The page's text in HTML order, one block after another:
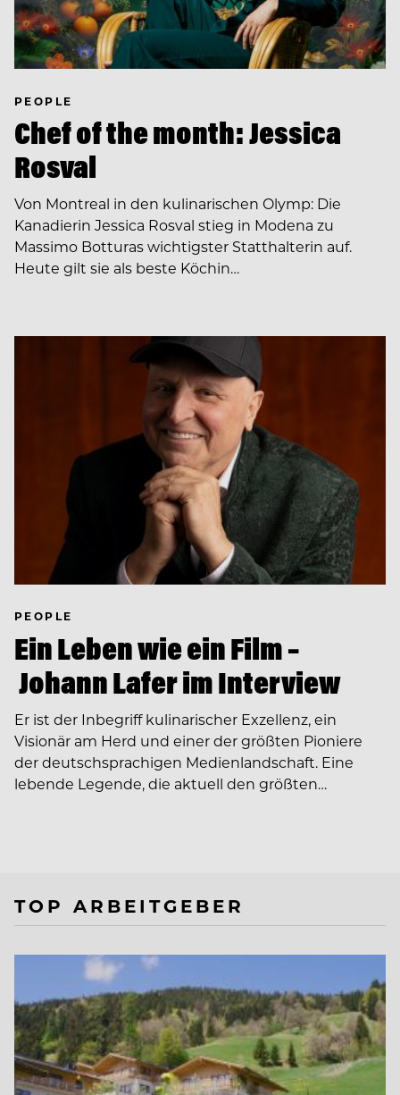
PEOPLE
Chef of the month: Jessica
Rosval
Von Montreal in den kulinarischen Olymp: Die
Kanadierin Jessica Rosval stieg in Modena zu
Massimo Botturas wichtigster Statthalterin auf.
Heute gilt sie als beste Köchin…
PEOPLE
Ein Leben wie ein Film –
Johann Lafer im Interview
Er ist der Inbegriff kulinarischer Exzellenz, ein
Visionär am Herd und einer der größten Pioniere
der deutschsprachigen Medienlandschaft. Eine
lebende Legende, die aktuell den größten…
TOP ARBEITGEBER